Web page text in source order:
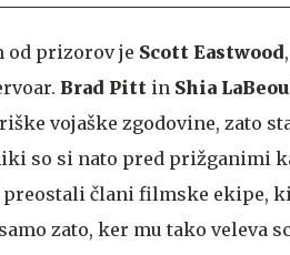
od prizorov je Scott Eastwood
Brad Pitt in Shia
vojaške zgodovine, zato
so si nato pred prižganimi
člani filmske ekipe,
zato, ker mu tako veleva